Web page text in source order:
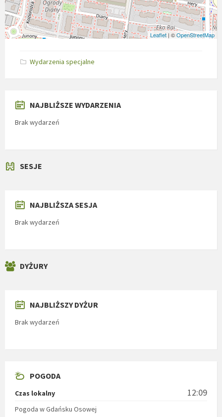
Leaflet | ©OpenStreetMap
Wydarzenia specjalne
NAJBLIŻSZE WYDARZENIA
Brak wydarzeń
SESJE
NAJBLIŻSZA SESJA
Brak wydarzeń
DYŻURY
NAJBLIŻSZY DYŻUR
Brak wydarzeń
POGODA
Czas lokalny 12:09
Pogoda w Gdańsku Osowej